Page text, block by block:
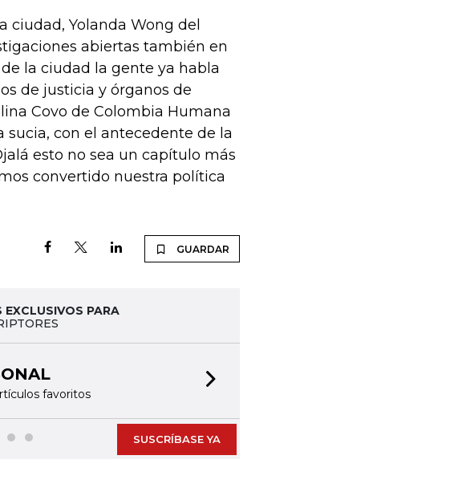
ciudad, Yolanda Wong del
abiertas también en
la ciudad la gente ya habla
de justicia y órganos de
Covo de Colombia Humana
con el antecedente de la
esto no sea un capítulo más
convertido nuestra política
GUARDAR
PARA
favoritos
SUSCRÍBASE YA